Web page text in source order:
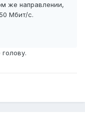
же направлении,
Мбит/с.